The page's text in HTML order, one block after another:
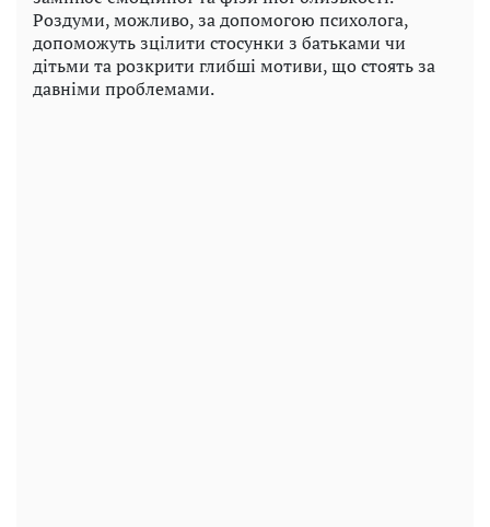
Роздуми, можливо, за допомогою психолога,
допоможуть зцілити стосунки з батьками чи
дітьми та розкрити глибші мотиви, що стоять за
давніми проблемами.